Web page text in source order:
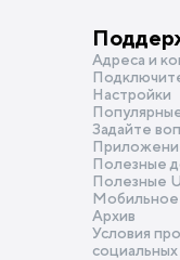
Адреса и
Настройки
Задайте
Полезные
Полезные
Архив
Условия
социальных